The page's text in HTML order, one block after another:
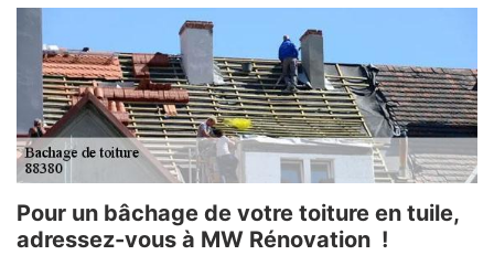
Pour un bâchage de votre toiture en tuile,
adressez-vous à MW Rénovation !